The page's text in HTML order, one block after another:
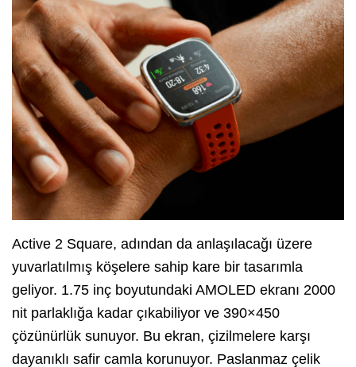
Active 2 Square, adından da anlaşılacağı üzere
yuvarlatılmış köşelere sahip kare bir tasarımla
geliyor. 1.75 inç boyutundaki AMOLED ekranı 2000
nit parlaklığa kadar çıkabiliyor ve 390×450
çözünürlük sunuyor. Bu ekran, çizilmelere karşı
dayanıklı safir camla korunuyor. Paslanmaz çelik